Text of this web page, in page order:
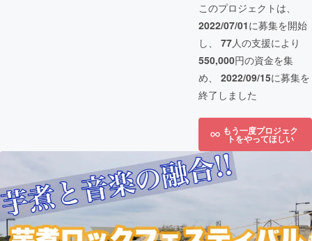
このプロジェクトは、
2022/07/01に募集を開始
し、 77人の支援により
550,000円の資金を集
め、 2022/09/15に募集を
終了しました
もう一度プロジェク
トをやってほしい